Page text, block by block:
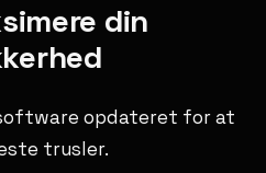
din
opdateret for at
trusler.